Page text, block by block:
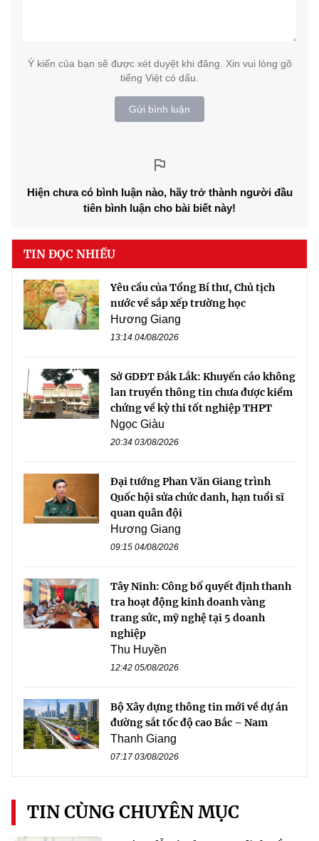
Ý kiến của bạn sẽ được xét duyệt khi đăng. Xin vui lòng gõ
tiếng Việt có dấu.
Gửi bình luận
Hiện chưa có bình luận nào, hãy trở thành người đầu
tiên bình luận cho bài biết này!
TIN ĐỌC NHIỀU
Yêu cầu của Tổng Bí thư, Chủ tịch
nước về sắp xếp trường học
Hương Giang
13:14 04/08/2026
Sở GDĐT Đắk Lắk: Khuyến cáo không
lan truyền thông tin chưa được kiểm
chứng về kỳ thi tốt nghiệp THPT
Ngọc Giàu
20:34 03/08/2026
Đại tướng Phan Văn Giang trình
Quốc hội sửa chức danh, hạn tuổi sĩ
quan quân đội
Hương Giang
09:15 04/08/2026
Tây Ninh: Công bố quyết định thanh
tra hoạt động kinh doanh vàng
trang sức, mỹ nghệ tại 5 doanh
nghiệp
Thu Huyền
12:42 05/08/2026
Bộ Xây dựng thông tin mới về dự án
đường sắt tốc độ cao Bắc – Nam
Thanh Giang
07:17 03/08/2026
TIN CÙNG CHUYÊN MỤC